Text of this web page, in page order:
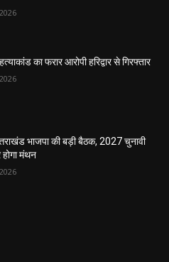
का फरार आरोपी हरिद्वार से गिरफ्तार
भाजपा की बड़ी बैठक, 2027 चुनावी
होगा मंथन